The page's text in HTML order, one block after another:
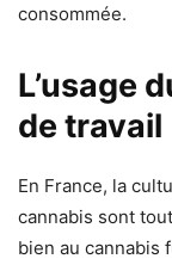
consommée.
L’usage
de travail
En France, la
cannabis sont
bien au cannabis